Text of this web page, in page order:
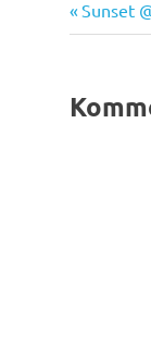
Beitrag:
Sunset